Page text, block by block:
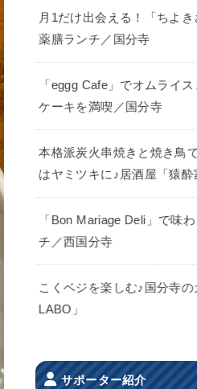
月1だけ出会える！「ちよ
薬膳ランチ／国分寺
「eggg Cafe」でオムライ
ケーキを満喫／国分寺
本格派炭火串焼きと焼き鳥
はヤミツキに♪居酒屋「猿
「Bon Mariage Deli」で味
チ／西国分寺
こくベジを楽しむ♪国分寺
LABO」
サポーター紹介